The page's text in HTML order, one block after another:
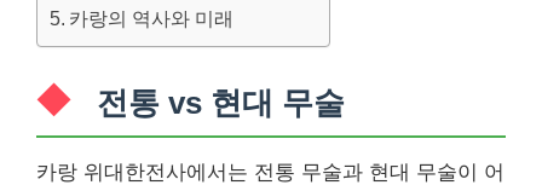
카랑의 역사와 미래
전통 vs 현대 무술
카랑 위대한전사에서는 전통 무술과 현대 무술이 어